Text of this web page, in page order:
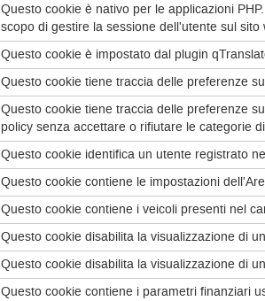
Questo cookie è nativo per le applicazioni
scopo di gestire la sessione dell'utente sul
Questo cookie è impostato dal plugin
Questo cookie tiene traccia delle preferenze
Questo cookie tiene traccia delle preferenze
policy senza accettare o rifiutare le categorie
Questo cookie identifica un utente registrato
Questo cookie contiene le impostazioni
Questo cookie contiene i veicoli presenti nel
Questo cookie disabilita la visualizzazione di
Questo cookie disabilita la visualizzazione di
Questo cookie contiene i parametri finanziari